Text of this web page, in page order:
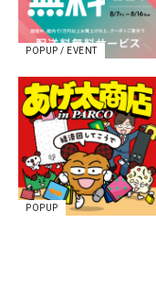
POPUP / EVENT
POPUP